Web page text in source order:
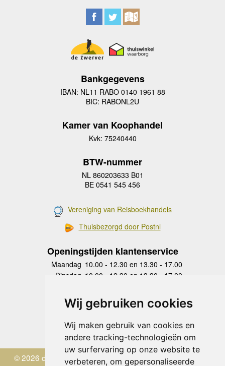
Wij gebruiken cookies
Wij maken gebruik van cookies en
andere tracking-technologieën om
uw surfervaring op onze website te
verbeteren, om gepersonaliseerde
Bankgegevens
IBAN: NL11 RABO 0140 1961 88
BIC: RABONL2U
Kamer van Koophandel
Kvk: 75240440
BTW-nummer
NL 860203633 B01
BE 0541 545 456
Vereniging van Reisboekhandels
Thuisbezorgd door Postnl
Openingstijden klantenservice
Maandag 10.00 - 12.30 en 13.30 - 17.00
Dinsdag 10.00 - 12.30 en 13.30 - 17.00
Donderdag
10.00 - 12.30 en 13.30 - 17.00
Vrijdag 10.00 - 12.30 en 13.30 - 17.00
Zaterdag
gesloten
Zondag gesloten
© 2026 de Zwerver